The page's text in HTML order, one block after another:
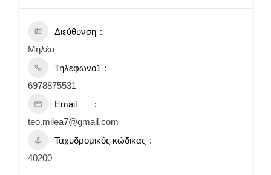
Διεύθυνση
Μηλέα
Τηλέφωνο1
6978875531
Email
teo.milea7@gmail.com
Ταχυδρομικός κώδικας
40200